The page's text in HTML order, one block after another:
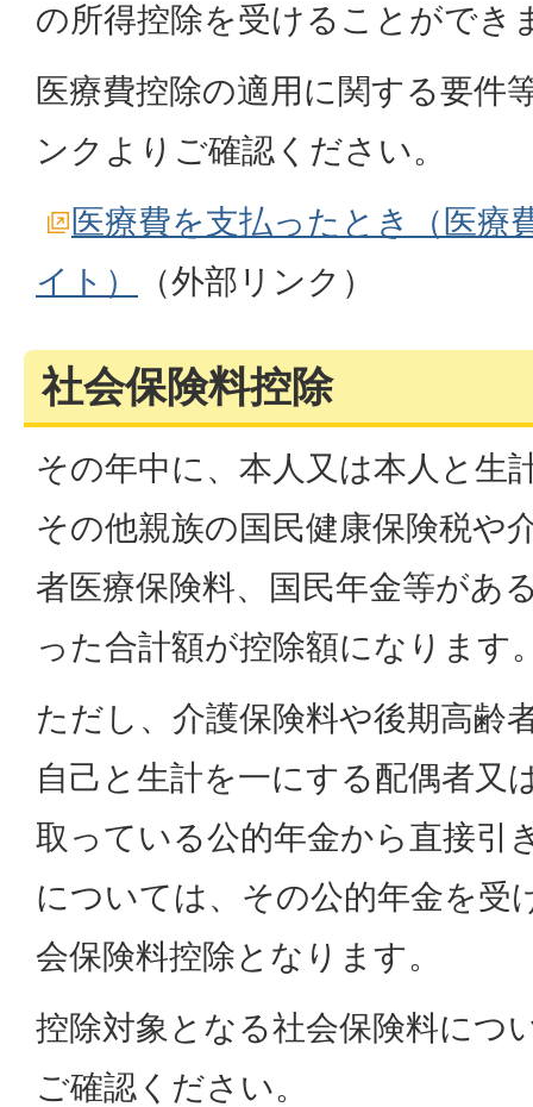
の所得控除を受けることができ
医療費控除の適用に関する要件
ンクよりご確認ください。
医療費を支払ったとき（医療
イト）
（外部リンク）
社会保険料控除
その年中に、本人又は本人と生
その他親族の国民健康保険税や
者医療保険料、国民年金等があ
った合計額が控除額になります
ただし、介護保険料や後期高齢
自己と生計を一にする配偶者又
取っている公的年金から直接引
については、その公的年金を受
会保険料控除となります。
控除対象となる社会保険料につ
ご確認ください。